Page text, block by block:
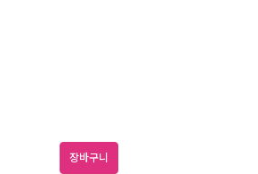
장바구니